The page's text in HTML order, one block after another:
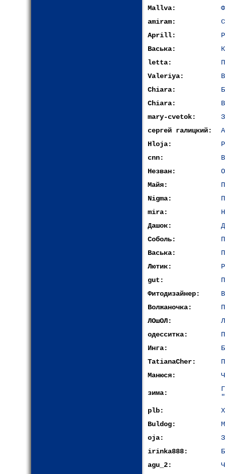
Mallva:
amiram:
Aprill:
Васька:
letta:
Valeriya:
Chiara:
Chiara:
mary-cvetok:
сергей галицкий:
Hloja:
cnn:
Незван:
Майя:
Nigma:
mira:
Дашок:
Соболь:
Васька:
Лютик:
gut:
Фитодизайнер:
Волжаночка:
ЛОшОЛ:
одесситка:
Инга:
TatianaCher:
Манюся:
зима:
plb:
Buldog:
oja:
irinka888:
agu_2: